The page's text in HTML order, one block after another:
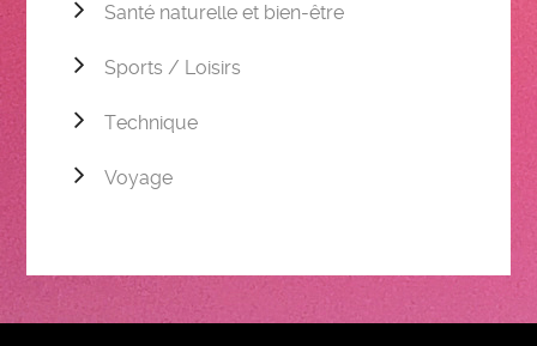
Santé naturelle et bien-être
Sports / Loisirs
Technique
Voyage